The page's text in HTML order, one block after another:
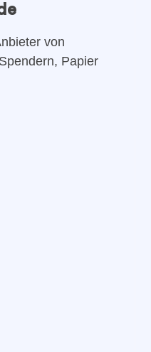
von
Papier